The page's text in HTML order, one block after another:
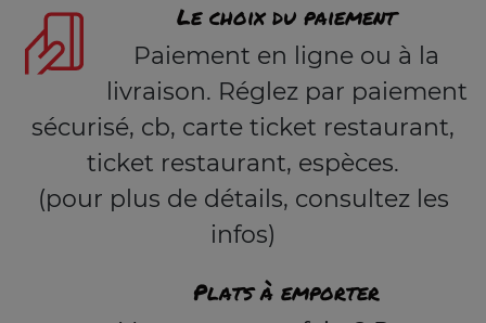
Le choix du paiement
Paiement en ligne ou à la
livraison. Réglez par paiement
sécurisé, cb, carte ticket restaurant,
ticket restaurant, espèces.
(pour plus de détails, consultez les
infos)
Plats à emporter